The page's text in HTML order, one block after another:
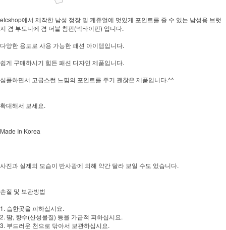
etcshop에서 제작한 남성 정장 및 케쥬얼에 멋있게 포인트를 줄 수 있는 남성용 브럿
지 겸 부토니에 겸 더블 침핀(넥타이핀) 입니다.
다양한 용도로 사용 가능한 패션 아이템입니다.
쉽게 구매하시기 힘든 패션 디자인 제품입니다.
심플하면서 고급스런 느낌의 포인트를 주기 괜찮은 제품입니다.^^
확대해서 보세요.
Made In Korea
사진과 실제의 모습이 반사광에 의해 약간 달라 보일 수도 있습니다.
손질 및 보관방법
1. 습한곳을 피하십시요.
2. 땀, 향수(산성물질) 등을 가급적 피하십시요.
3. 부드러운 천으로 닦아서 보관하십시요.